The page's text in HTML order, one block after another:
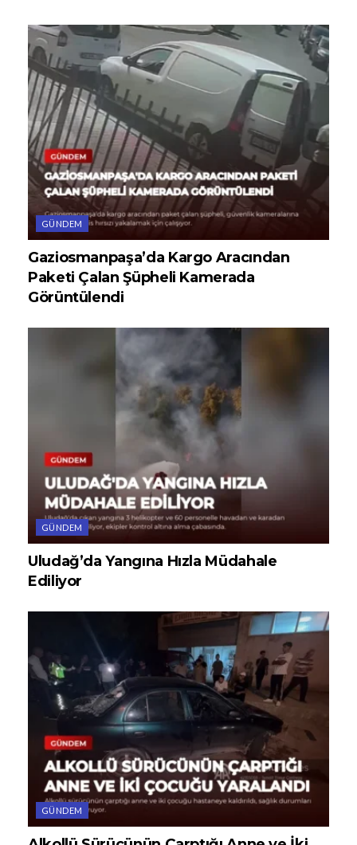
GÜNDEM
Gaziosmanpaşa’da Kargo Aracından
Paketi Çalan Şüpheli Kamerada
Görüntülendi
GÜNDEM
Uludağ’da Yangına Hızla Müdahale
Ediliyor
GÜNDEM